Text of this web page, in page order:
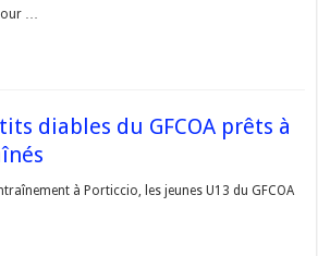
…
diables du GFCOA prêts à
à Porticcio, les jeunes U13 du GFCOA